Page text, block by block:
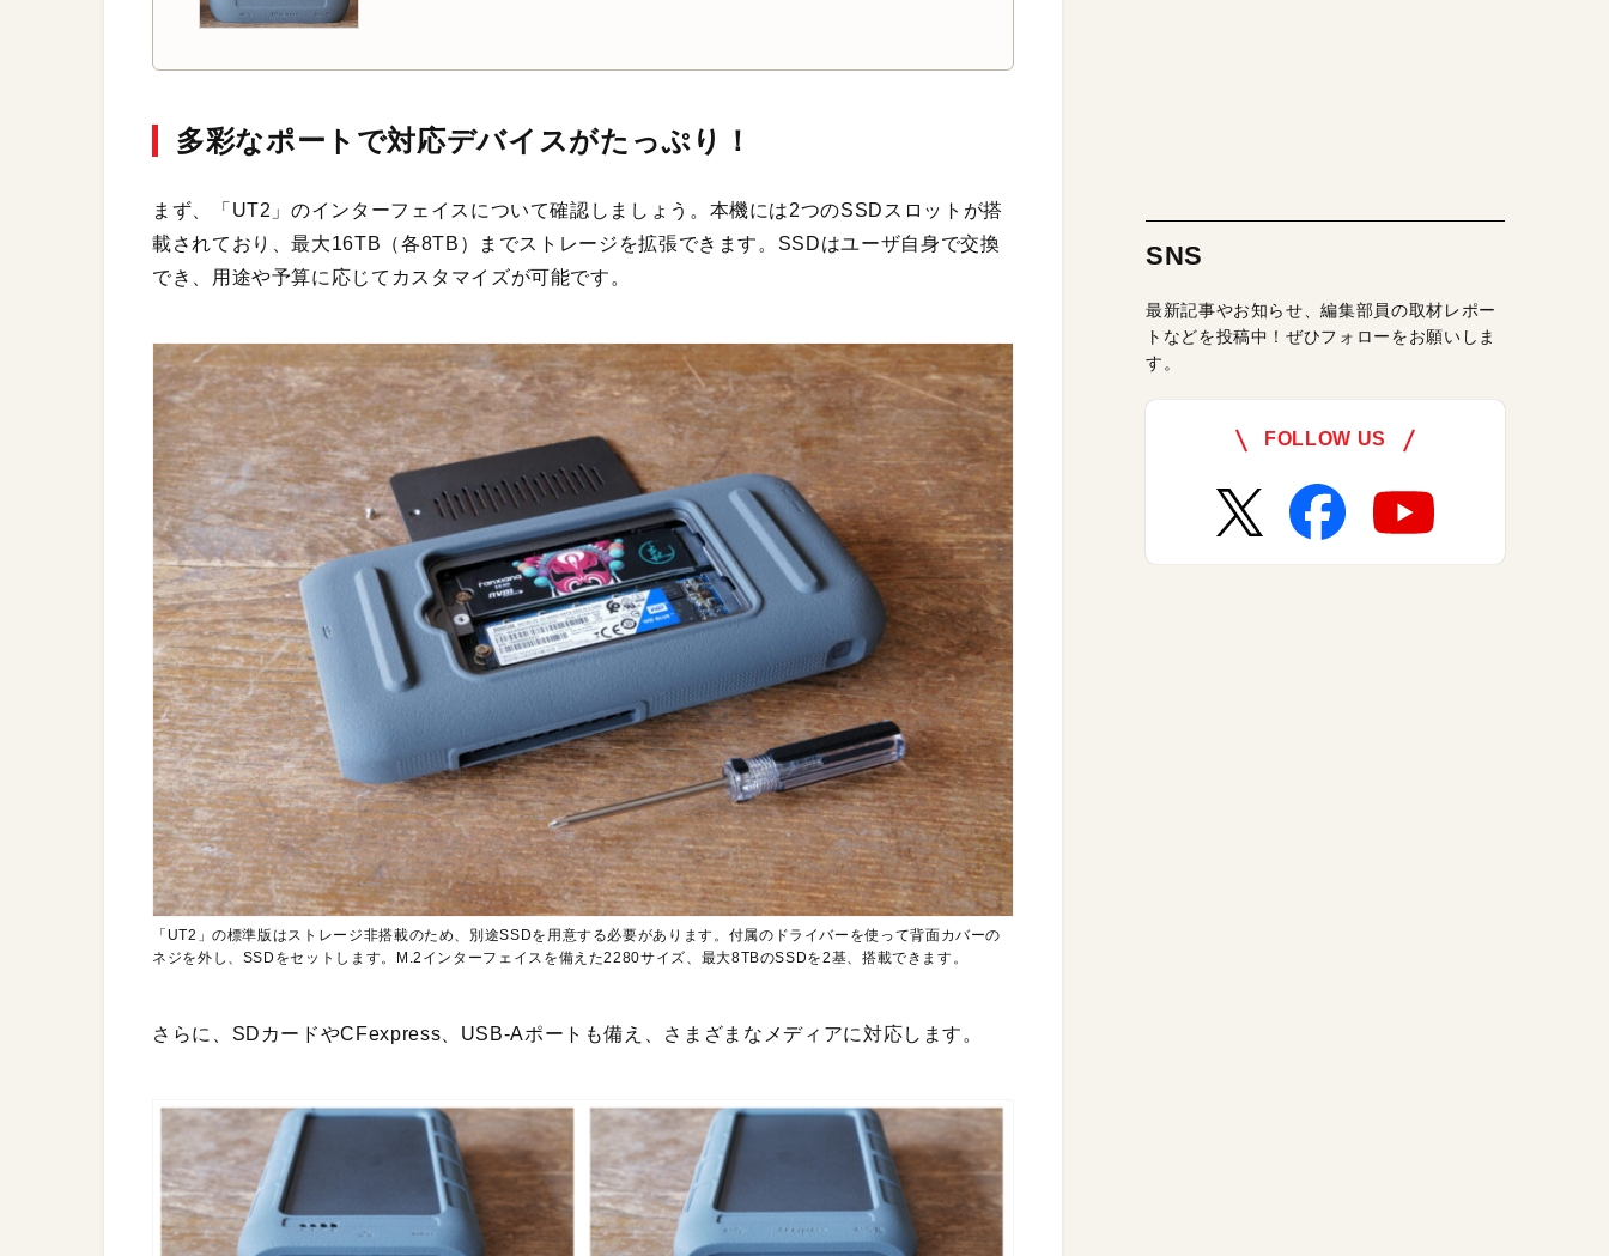
多彩なポートで対応デバイスがたっぷり！
まず、「UT2」のインターフェイスについて確認しましょう。本機には2つのSSDスロットが搭
載されており、最大16TB（各8TB）までストレージを拡張できます。SSDはユーザ自身で交換
でき、用途や予算に応じてカスタマイズが可能です。
「UT2」の標準版はストレージ非搭載のため、別途SSDを用意する必要があります。付属のドライバーを使って背面カバーの
ネジを外し、SSDをセットします。M.2インターフェイスを備えた2280サイズ、最大8TBのSSDを2基、搭載できます。
さらに、SDカードやCFexpress、USB-Aポートも備え、さまざまなメディアに対応します。
SNS
最新記事やお知らせ、編集部員の取材レポー
トなどを投稿中！ぜひフォローをお願いしま
す。
FOLLOW US